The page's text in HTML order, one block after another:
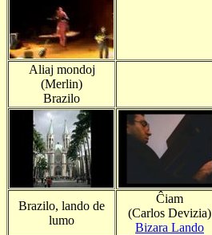
Aliaj mondoj
(Merlin)
Brazilo
Brazilo, lando de
lumo
Ĉiam
(Carlos Devizia)
Bizara Lando